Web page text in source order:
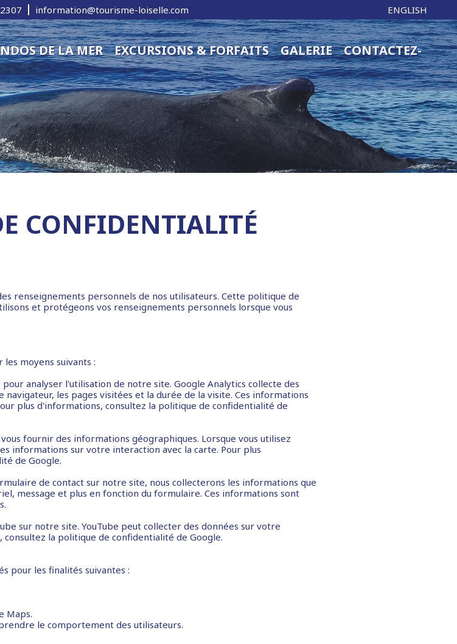
information@tourisme-loiselle.com ENGLISH
DE LA MER EXCURSIONS & FORFAITS GALERIE CONTACTEZ-
CONFIDENTIALITÉ
renseignements personnels de nos utilisateurs. Cette politique de
et protégeons vos renseignements personnels lorsque vous
moyens suivants :
pour analyser l'utilisation de notre site. Google Analytics collecte des
les pages visitées et la durée de la visite. Ces informations
plus d'informations, consultez la politique de confidentialité de
fournir des informations géographiques. Lorsque vous utilisez
informations sur votre interaction avec la carte. Pour plus
de Google.
de contact sur notre site, nous collecterons les informations que
message et plus en fonction du formulaire. Ces informations sont
sur notre site. YouTube peut collecter des données sur votre
la politique de confidentialité de Google.
pour les finalités suivantes :
Maps.
le comportement des utilisateurs.